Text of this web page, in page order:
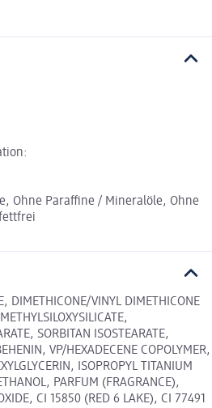
Ohne Paraffine / Mineralöle, Ohne
DIMETHICONE/VINYL DIMETHICONE
SORBITAN ISOSTEARATE,
VP/HEXADECENE COPOLYMER,
ISOPROPYL TITANIUM
PARFUM (FRAGRANCE),
CI 15850 (RED 6 LAKE), CI 77491